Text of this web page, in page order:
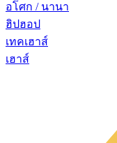
อโศก / นานา
ฮิปฮอป
เทคเฮาส์
เฮาส์